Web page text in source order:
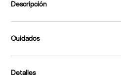
Descripción
Cuidados
Detalles